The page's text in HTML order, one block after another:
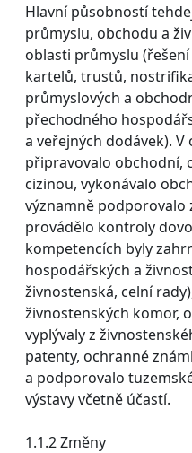
Hlavní působností
průmyslu, obchodu a
oblasti průmyslu
kartelů, trustů,
průmyslových a
přechodného
a veřejných dodávek).
připravovalo obchodní,
cizinou, vykonávalo
významně podporovalo
provádělo kontroly
kompetencích byly
hospodářských a
živnostenská, celní
živnostenských komor,
vyplývaly z
patenty, ochranné
a podporovalo
výstavy včetně účastí.
1.1.2 Změny